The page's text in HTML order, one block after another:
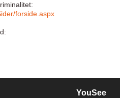
forside.aspx
YouSee